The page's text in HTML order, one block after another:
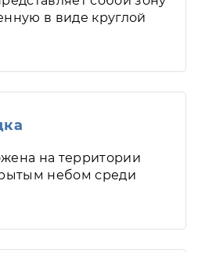
в виде круглой
на территории
небом среди